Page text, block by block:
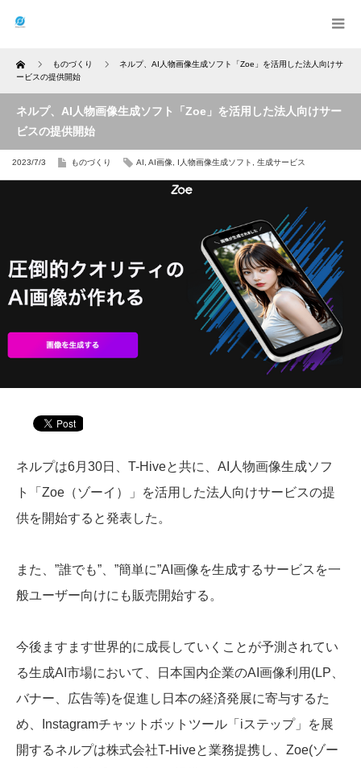
Home ものづくり
ネルプ、AI人物画像生成ソフト「Zoe」を活用した法人向けサ
ービスの提供開始
ネルプ、AI人物画像生成ソフト「Zoe」を活用した法人向けサー
ビスの提供開始
2023/7/3 ものづくり AI AI画像 I人物画像生成ソフト 生成サービス
ネルプは6月30日、T-Hiveと共に、AI人物画像生成ソフ
ト「Zoe（ゾーイ）」を活用した法人向けサービスの提
供を開始すると発表した。
また、”誰でも”、”簡単に”AI画像を生成するサービスを一
般ユーザー向けにも販売開始する。
今後ますます世界的に成長していくことが予測されてい
る生成AI市場において、日本国内企業のAI画像利用(LP、
バナー、広告等)を促進し日本の経済発展に寄与するた
め、Instagramチャットボットツール「iステップ」を展
開するネルプは株式会社T-Hiveと業務提携し、Zoe(ゾー